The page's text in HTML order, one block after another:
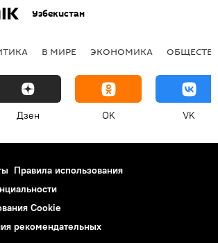
Узбекистан
В МИРЕ ЭКОНОМИКА
Дзен OK VK
Правила использования
Cookie
рекомендательных